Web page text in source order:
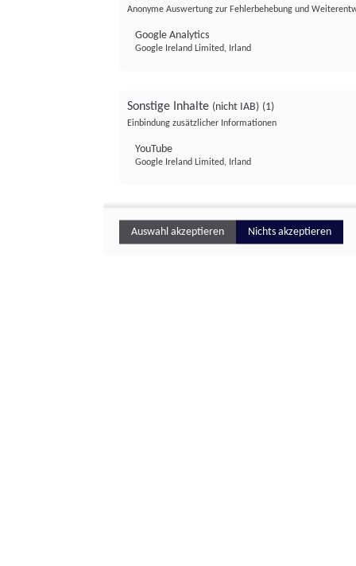
Anonyme Auswertung zur Fehlerbehebung und
Google Analytics
Google Ireland Limited, Irland
Sonstige Inhalte (nicht IAB) (1)
Einbindung zusätzlicher Informationen
YouTube
Google Ireland Limited, Irland
Auswahl akzeptieren Nichts akzeptieren